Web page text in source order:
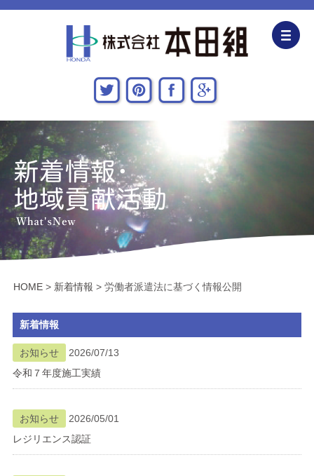
企業情報
CSR活動
主な施工実績
採用情報
関連会社
お問い合わせ・アクセス
新着情報・地域貢献活動
HOME> 新着情報 > 労働者派遣法に基づく情報公開
新着情報
お知らせ
2026/07/13
令和７年度施工実績
お知らせ
2026/05/01
レジリエンス認証